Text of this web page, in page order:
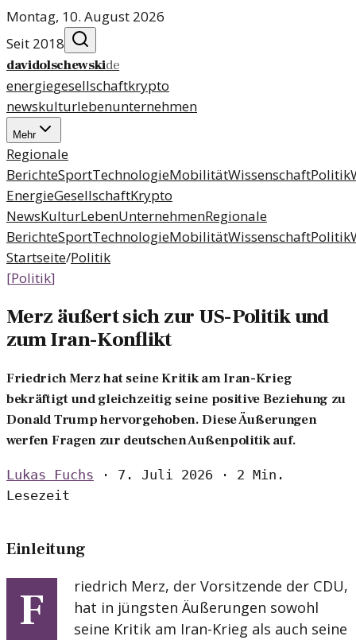
Montag, 10. August 2026
Seit 2018
davidolschewskide
energiegesellschaftkrypto
newskulturlebenunternehmen
Mehr
Regionale
BerichteSportTechnologieMobilitätWissenschaftPolitik
EnergieGesellschaftKrypto
NewsKulturLebenUnternehmenRegionale
BerichteSportTechnologieMobilitätWissenschaftPolitik
Startseite/Politik
[Politik]
Merz äußert sich zur US-Politik und
zum Iran-Konflikt
Friedrich Merz hat seine Kritik am Iran-Krieg
bekräftigt und gleichzeitig seine positive Beziehung zu
Donald Trump hervorgehoben. Diese Äußerungen
werfen Fragen zur deutschen Außenpolitik auf.
Lukas Fuchs · 7. Juli 2026 · 2 Min.
Lesezeit
Einleitung
F
riedrich Merz, der Vorsitzende der CDU,
hat in jüngsten Äußerungen sowohl
seine Kritik am Iran-Krieg als auch seine